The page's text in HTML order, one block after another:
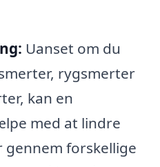
Uanset om du
rygsmerter
kan en
med at lindre
gennem forskellige